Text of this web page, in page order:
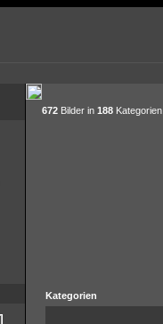
672 Bilder in 188 Kategorien.
Kategorien